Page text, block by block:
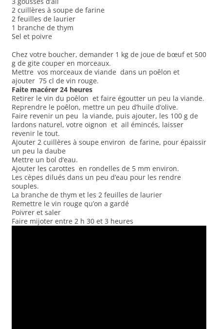
2 cuillères à soupe de farine
2 feuilles de laurier
1 branche de thym
Sel et poivre
Chez votre boucher, demander 1 kg de joue de bœuf et 500
g de gite couper en morceaux.
Mettre vos morceaux de viande dans un poêlon et
ajouter 75 cl de vin rouge.
Faite macérer 24 heures
Retirer le vin du poêlon et faire égoutter un peu la viande.
Reprendre le poêlon, mettre un peu d’huile d’olive.
Faire revenir un peu la viande, puis ajouter, les 100 g de
lardons naturel, votre oignon et ail émincés, laisser
revenir le tout.
Ajouter 2 cuillères à soupe environ de farine, pour épaissir
un peu la daube
Mettre un bol d’eau.
Ajouter les carottes en rondelles de 5 mm environ.
Les cèpes dilués dans un peu d’eau pour les rendre
souples.
La branche de thym et les 2 feuilles de laurier
Remettre le vin rouge qu’on a gardé
Poivrer et saler
Faire mijoter entre 2 h 30 et 3 heures